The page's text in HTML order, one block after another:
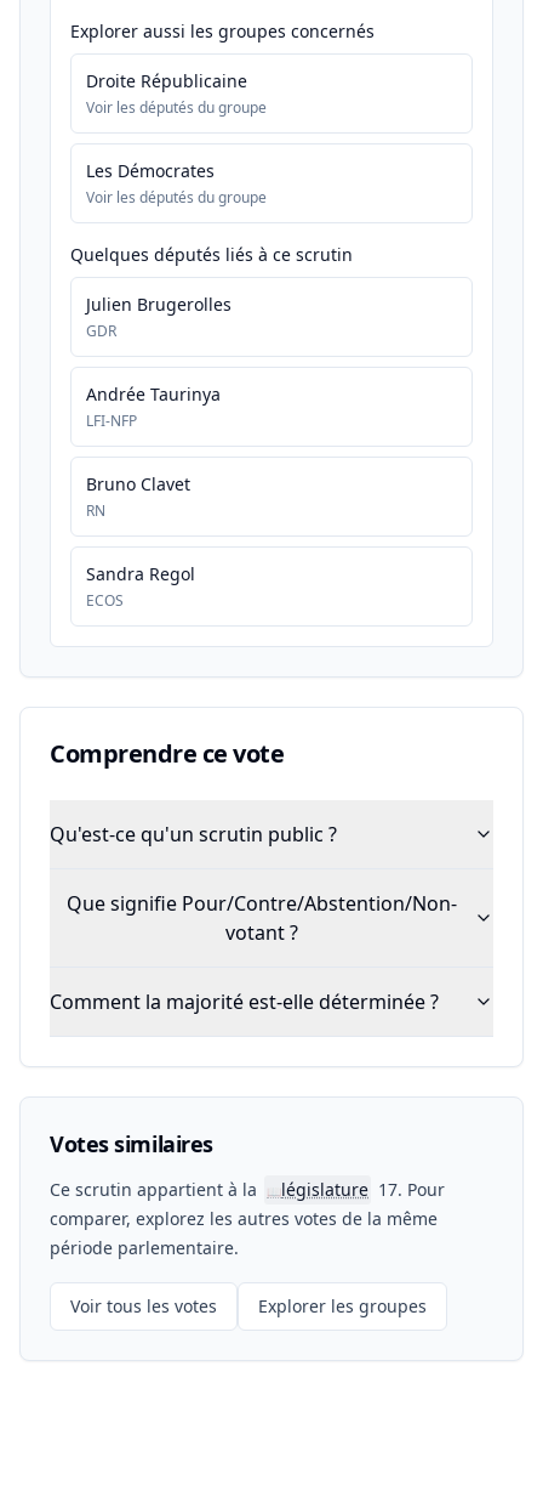
Explorer aussi les groupes concernés
Droite Républicaine
Voir les députés du groupe
Les Démocrates
Voir les députés du groupe
Quelques députés liés à ce scrutin
Julien Brugerolles
GDR
Andrée Taurinya
LFI-NFP
Bruno Clavet
RN
Sandra Regol
ECOS
Comprendre ce vote
Qu'est-ce qu'un scrutin public ?
Que signifie Pour/Contre/Abstention/Non-
votant ?
Comment la majorité est-elle déterminée ?
Votes similaires
Ce scrutin appartient à la 📖législature 17. Pour
comparer, explorez les autres votes de la même
période parlementaire.
Voir tous les votes Explorer les groupes